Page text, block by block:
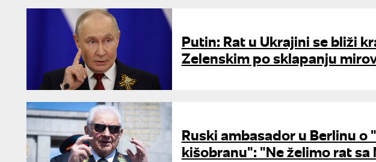
Putin: Rat u Ukrajini se bliži
Zelenskim po sklapanju
Ruski ambasador u Berlinu o
kišobranu": "Ne želimo rat sa